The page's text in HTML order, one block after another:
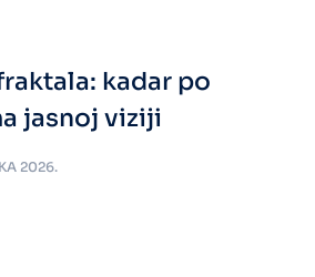
kadar po
jasnoj viziji
2026.